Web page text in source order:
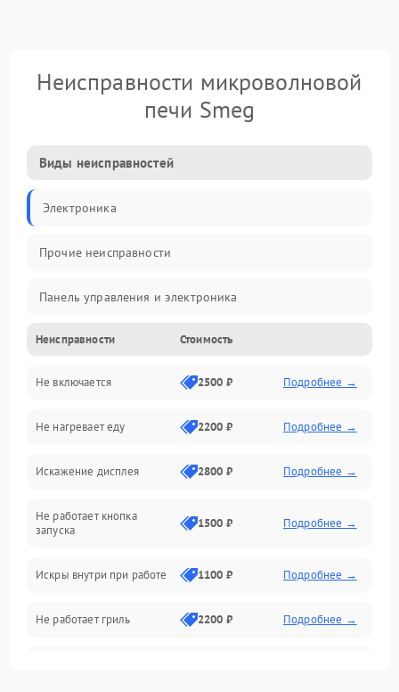
Неисправности микроволновой
печи Smeg
Виды неисправностей
Электроника
Прочие неисправности
Панель управления и электроника
Дверца и корпус
Механика и внутренние элементы
Механические повреждения
Питание и запуск
Нагрев и приготовление
Программное обеспечение
Неисправности Стоимость
Не включается 2500 ₽ Подробнее →
Не нагревает еду 2200 ₽ Подробнее →
Искажение дисплея 2800 ₽ Подробнее →
Не работает кнопка
запуска
1500 ₽ Подробнее →
Искры внутри при работе 1100 ₽ Подробнее →
Не работает гриль 2200 ₽ Подробнее →